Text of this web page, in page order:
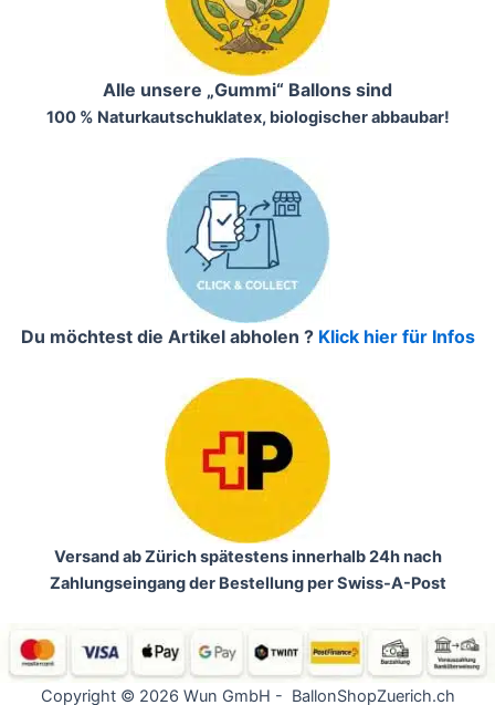
Alle unsere „Gummi“ Ballons sind
100 % Naturkautschuklatex, biologischer abbaubar!
Du möchtest die Artikel abholen ? Klick hier für Infos
Versand ab Zürich spätestens innerhalb 24h nach
Zahlungseingang der Bestellung per Swiss-A-Post
Copyright © 2026 Wun GmbH - BallonShopZuerich.ch